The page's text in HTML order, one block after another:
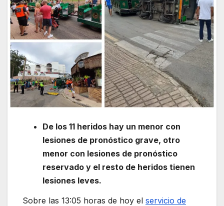
De los 11 heridos hay un menor con
lesiones de pronóstico grave, otro
menor con lesiones de pronóstico
reservado y el resto de heridos tienen
lesiones leves.
Sobre las 13:05 horas de hoy el servicio de